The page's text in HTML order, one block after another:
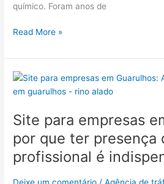
químico. Foram anos de
Read More »
Site para empresas
por que ter presença
profissional é
Deixe um comentário /Agência de
Site
para
em
Guarulhos:
por
que